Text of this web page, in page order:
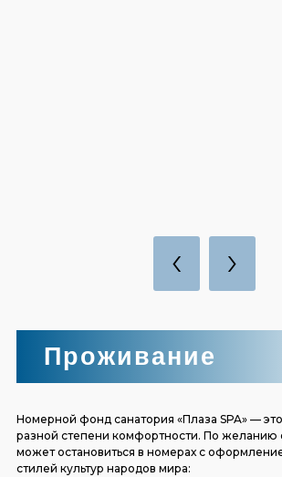
‹ ›
Проживание
Номерной фонд санатория «Плаза SPA» —
разной степени комфортности. По
может остановиться в номерах с
стилей культур народов мира: